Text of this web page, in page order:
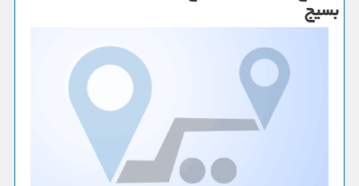
بسیج